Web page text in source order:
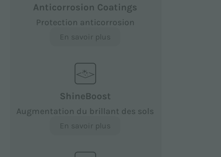
Anticorrosion Coatings
Protection anticorrosion
En savoir plus
ShineBoost
Augmentation du brillant des sols
En savoir plus